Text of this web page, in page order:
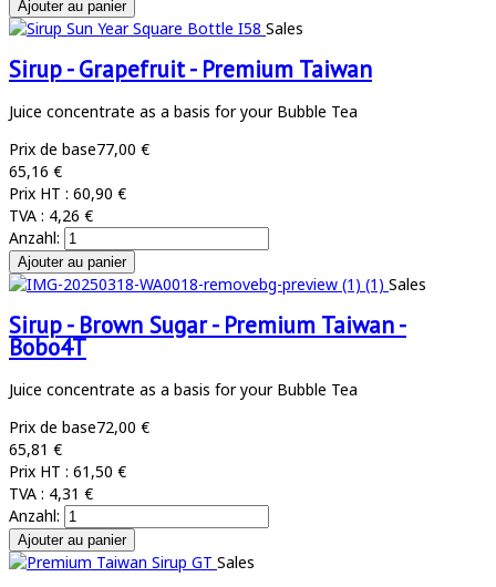
Sales
Sirup - Grapefruit - Premium Taiwan
Juice concentrate as a basis for your Bubble Tea
Prix de base77,00 €
65,16 €
Prix HT : 60,90 €
TVA : 4,26 €
Anzahl:
Sales
Sirup - Brown Sugar - Premium Taiwan -
Bobo4T
Juice concentrate as a basis for your Bubble Tea
Prix de base72,00 €
65,81 €
Prix HT : 61,50 €
TVA : 4,31 €
Anzahl:
Sales